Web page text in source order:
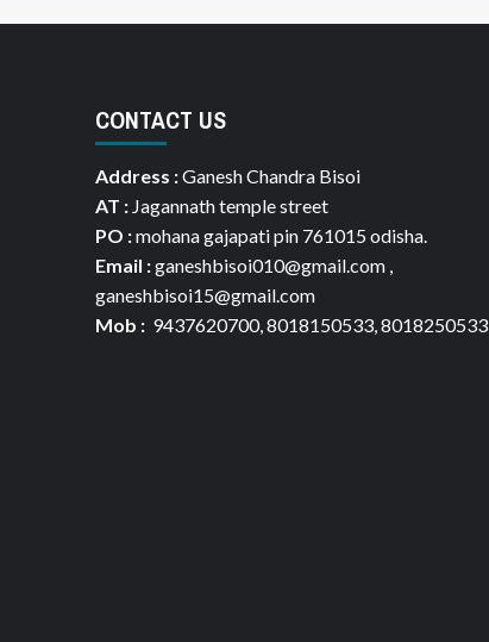
CONTACT US
Address :Ganesh Chandra Bisoi
AT :Jagannath temple street
PO :mohana gajapati pin 761015 odisha.
Email :ganeshbisoi010@gmail.com ,
ganeshbisoi15@gmail.com
Mob :9437620700, 8018150533, 8018250533